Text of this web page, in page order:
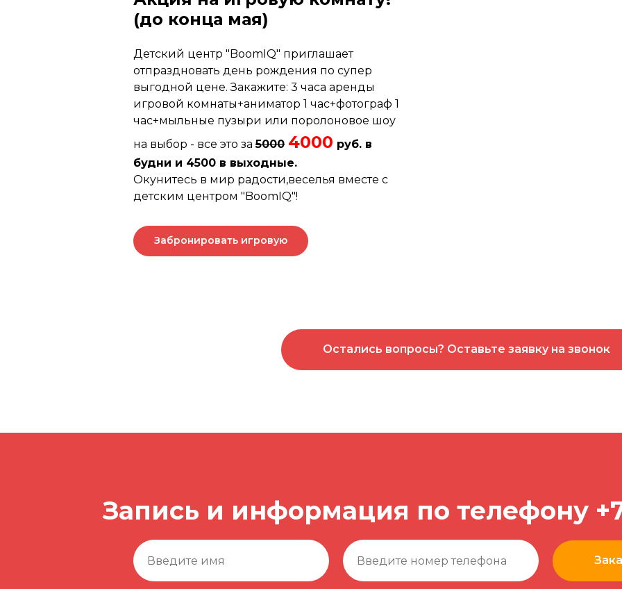
(до конца мая)
Детский центр "BoomIQ" приглашает
отпраздновать день рождения по супер
выгодной цене. Закажите: 3 часа аренды
игровой комнаты+аниматор 1 час+фотограф 1
час+мыльные пузыри или поролоновое шоу
на выбор - все это за5000 4000 руб. в
будни и 4500 в выходные.
Окунитесь в мир радости,веселья вместе с
детским центром "BoomIQ"!
Забронировать игровую
Остались вопросы? Оставьте заявку на звонок
Запись и информация по телефону